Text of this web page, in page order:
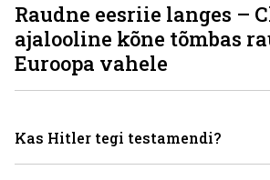
Raudne eesriie langes –
ajalooline kõne tõmbas
Euroopa vahele
Kas Hitler tegi testamendi?